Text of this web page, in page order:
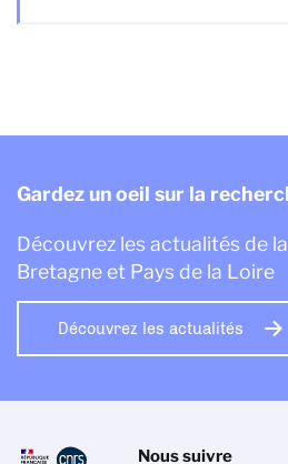
Gardez un oeil sur la
Découvrez les actualités de
Bretagne et Pays de la Loire
Découvrez les actualités
Nous suivre